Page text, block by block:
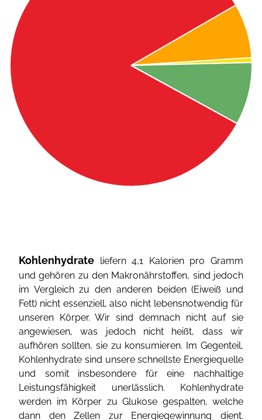
Kohlenhydrate liefern 4,1 Kalorien pro Gramm
und gehören zu den Makronährstoffen, sind jedoch
im Vergleich zu den anderen beiden (Eiweiß und
Fett) nicht essenziell, also nicht lebensnotwendig für
unseren Körper. Wir sind demnach nicht auf sie
angewiesen, was jedoch nicht heißt, dass wir
aufhören sollten, sie zu konsumieren. Im Gegenteil,
Kohlenhydrate sind unsere schnellste Energiequelle
und somit insbesondere für eine nachhaltige
Leistungsfähigkeit unerlässlich. Kohlenhydrate
werden im Körper zu Glukose gespalten, welche
dann den Zellen zur Energiegewinnung dient.